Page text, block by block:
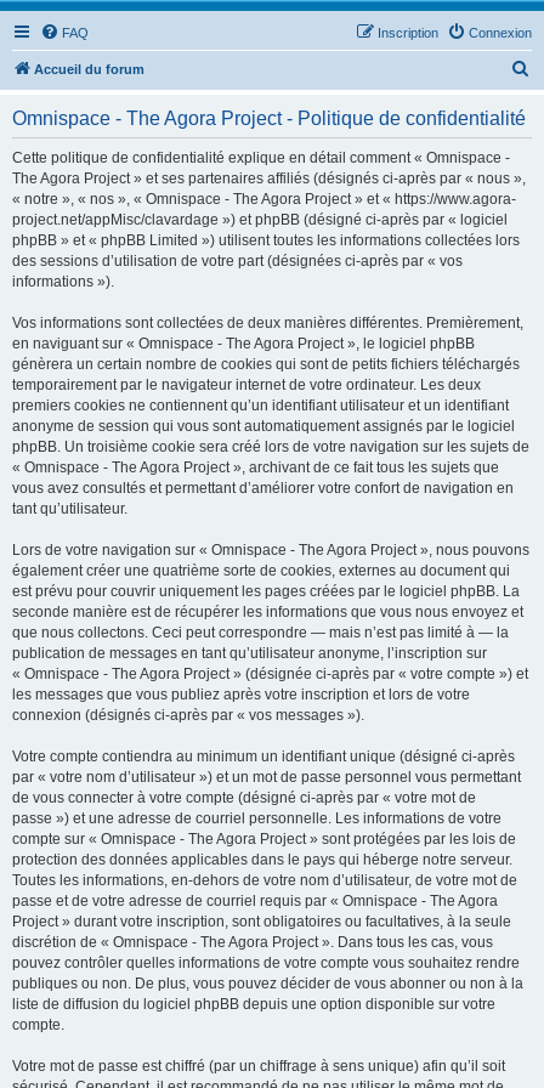
FAQ Connexion
Inscription
Accueil du forum
Omnispace - The Agora Project - Politique de confidentialité
Cette politique de confidentialité explique en détail comment « Omnispace -
The Agora Project » et ses partenaires affiliés (désignés ci-après par « nous »,
« notre », « nos », « Omnispace - The Agora Project » et « https://www.agora-
project.net/appMisc/clavardage ») et phpBB (désigné ci-après par « logiciel
phpBB » et « phpBB Limited ») utilisent toutes les informations collectées lors
des sessions d’utilisation de votre part (désignées ci-après par « vos
informations »).
Vos informations sont collectées de deux manières différentes. Premièrement,
en naviguant sur « Omnispace - The Agora Project », le logiciel phpBB
génèrera un certain nombre de cookies qui sont de petits fichiers téléchargés
temporairement par le navigateur internet de votre ordinateur. Les deux
premiers cookies ne contiennent qu’un identifiant utilisateur et un identifiant
anonyme de session qui vous sont automatiquement assignés par le logiciel
phpBB. Un troisième cookie sera créé lors de votre navigation sur les sujets de
« Omnispace - The Agora Project », archivant de ce fait tous les sujets que
vous avez consultés et permettant d’améliorer votre confort de navigation en
tant qu’utilisateur.
Lors de votre navigation sur « Omnispace - The Agora Project », nous pouvons
également créer une quatrième sorte de cookies, externes au document qui
est prévu pour couvrir uniquement les pages créées par le logiciel phpBB. La
seconde manière est de récupérer les informations que vous nous envoyez et
que nous collectons. Ceci peut correspondre — mais n’est pas limité à — la
publication de messages en tant qu’utilisateur anonyme, l’inscription sur
« Omnispace - The Agora Project » (désignée ci-après par « votre compte ») et
les messages que vous publiez après votre inscription et lors de votre
connexion (désignés ci-après par « vos messages »).
Votre compte contiendra au minimum un identifiant unique (désigné ci-après
par « votre nom d’utilisateur ») et un mot de passe personnel vous permettant
de vous connecter à votre compte (désigné ci-après par « votre mot de
passe ») et une adresse de courriel personnelle. Les informations de votre
compte sur « Omnispace - The Agora Project » sont protégées par les lois de
protection des données applicables dans le pays qui héberge notre serveur.
Toutes les informations, en-dehors de votre nom d’utilisateur, de votre mot de
passe et de votre adresse de courriel requis par « Omnispace - The Agora
Project » durant votre inscription, sont obligatoires ou facultatives, à la seule
discrétion de « Omnispace - The Agora Project ». Dans tous les cas, vous
pouvez contrôler quelles informations de votre compte vous souhaitez rendre
publiques ou non. De plus, vous pouvez décider de vous abonner ou non à la
liste de diffusion du logiciel phpBB depuis une option disponible sur votre
compte.
Votre mot de passe est chiffré (par un chiffrage à sens unique) afin qu’il soit